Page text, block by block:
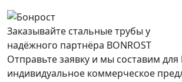
Заказывайте стальные трубы у
надёжного партнёра BONROST
Отправьте заявку и мы составим для
индивидуальное коммерческое